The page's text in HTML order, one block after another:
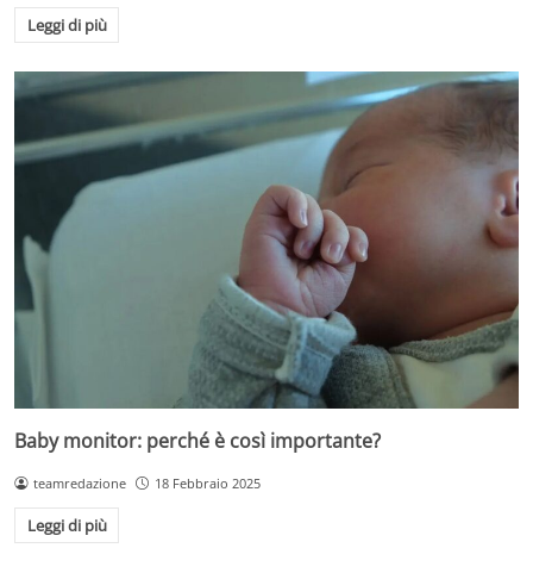
Leggi di più
Baby monitor: perché è così importante?
teamredazione 18 Febbraio 2025
Leggi di più